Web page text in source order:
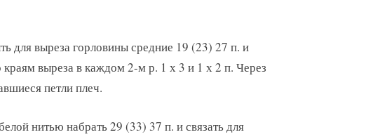
для выреза горловины средние 19 (23) 27 п. и
краям выреза в каждом 2-м р. 1 х 3 и 1 х 2 п. Через
петли плеч.
нитью набрать 29 (33) 37 п. и связать для